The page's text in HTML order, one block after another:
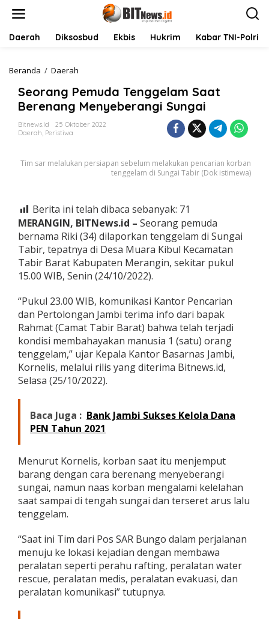
Daerah Diksosbud Ekbis Hukrim Kabar TNI-Polri
Beranda / Daerah
o
r
a
n
m
T
e
n
g
g
e
l
m
S
a
a
t
B
e
r
e
n
g
n
y
e
b
e
n
g
i
S
u
n
Seorang Pemuda Tenggelam Saat
Berenang Menyeberangi Sungai
Bitnews.id
25 Oktober 2022
Daerah, Peristiwa
Tim sar melalukan persiapan sebelum melakukan pencarian korban
tenggelam di Sungai Tabir (Dok istimewa)
Berita ini telah dibaca sebanyak: 71
MERANGIN, BITNews.id – Seorang pemuda
bernama Riki (34) dilaporkan tenggelam di Sungai
Tabir, tepatnya di Desa Muara Kibul Kecamatan
Tabir Barat Kabupaten Merangin, sekitar pukul
15.00 WIB, Senin (24/10/2022).
“Pukul 23.00 WIB, komunikasi Kantor Pencarian
dan Pertolongan Jambi terima info dari bapak
Rahmat (Camat Tabir Barat) bahwa telah terjadi
kondisi membahayakan manusia 1 (satu) orang
tenggelam,” ujar Kepala Kantor Basarnas Jambi,
Kornelis, melalui rilis yang diterima Bitnews.id,
Selasa (25/10/2022).
Baca Juga : Bank Jambi Sukses Kelola Dana
PEN Tahun 2021
Menurut Kornelis, korban saat itu menjemput
barang dengan cara berenang menyeberangi
sungai, namun naas korban mengalami kelelahan
saat sampai di tengah sungai dan terseret arus lalu
tenggelam.
“Saat ini Tim dari Pos SAR Bungo dalam perjalanan
menuju ke lokasi kejadian dengan membawa
peralatan seperti perahu rafting, peralatan water
rescue, peralatan medis, peralatan evakuasi, dan
peralatan komunikasi” tutupnya.